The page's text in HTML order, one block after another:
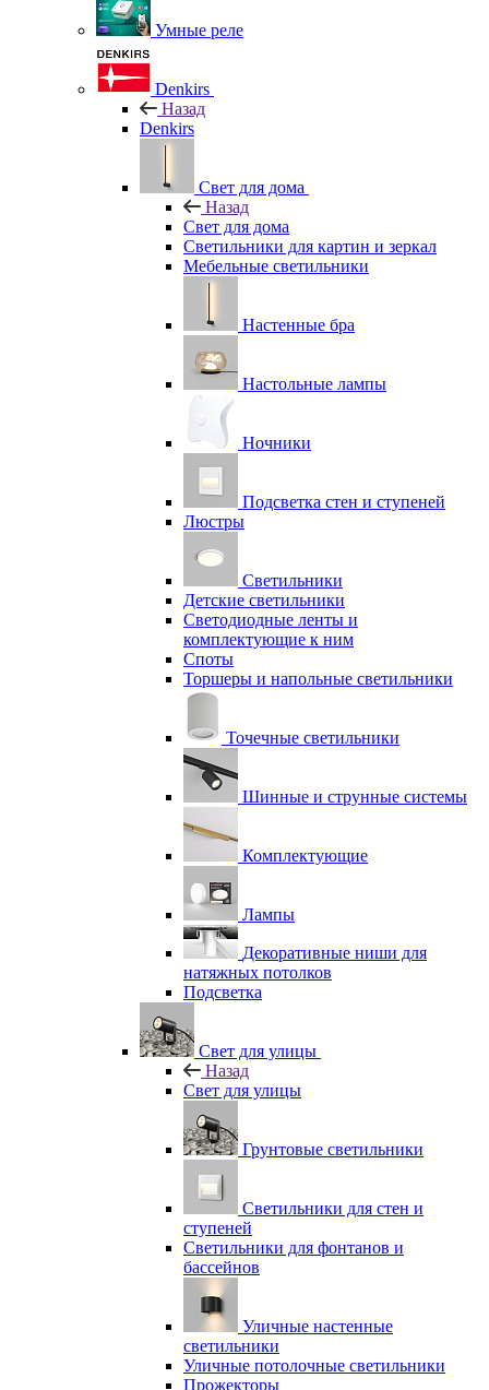
Умные реле
Denkirs
Назад
Denkirs
Свет для дома
Назад
Свет для дома
Светильники для картин и зеркал
Мебельные светильники
Настенные бра
Настольные лампы
Ночники
Подсветка стен и ступеней
Люстры
Светильники
Детские светильники
Светодиодные ленты и
комплектующие к ним
Споты
Торшеры и напольные светильники
Точечные светильники
Шинные и струнные системы
Комплектующие
Лампы
Декоративные ниши для
натяжных потолков
Подсветка
Свет для улицы
Назад
Свет для улицы
Грунтовые светильники
Светильники для стен и
ступеней
Светильники для фонтанов и
бассейнов
Уличные настенные
светильники
Уличные потолочные светильники
Прожекторы